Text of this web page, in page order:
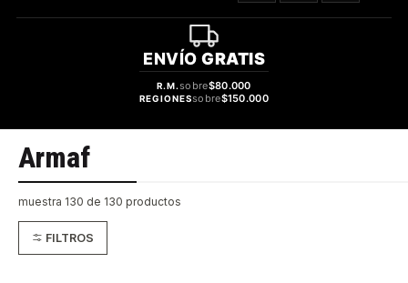
ENVÍO GRATIS
R.M.sobre$80.000
REGIONESsobre$150.000
Armaf
muestra 130 de 130 productos
FILTROS